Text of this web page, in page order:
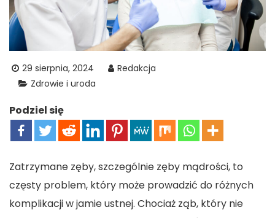
29 sierpnia, 2024
Redakcja
Zdrowie i uroda
Podziel się
Zatrzymane zęby, szczególnie zęby mądrości, to
częsty problem, który może prowadzić do różnych
komplikacji w jamie ustnej. Chociaż ząb, który nie